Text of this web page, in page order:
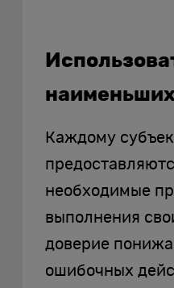
Каждому
необходимые
выполнения
доверие
ошибочных